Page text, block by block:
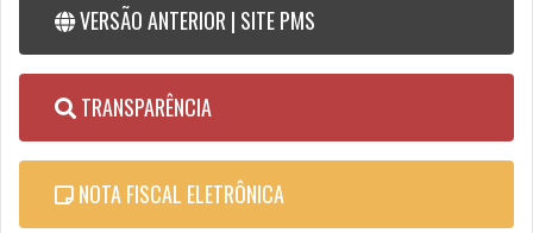
VERSÃO ANTERIOR | SITE PMS
TRANSPARÊNCIA
NOTA FISCAL ELETRÔNICA